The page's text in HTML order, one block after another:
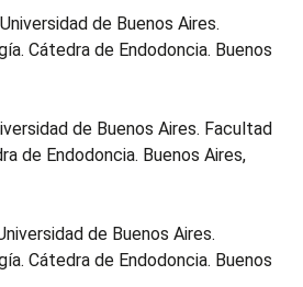
de Buenos Aires.
Cátedra de Endodoncia. Buenos
de Buenos Aires. Facultad
de Endodoncia. Buenos Aires,
de Buenos Aires.
Cátedra de Endodoncia. Buenos